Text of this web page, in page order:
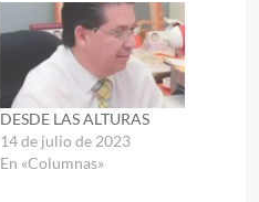
DESDE LAS ALTURAS
14 de julio de 2023
En «Columnas»